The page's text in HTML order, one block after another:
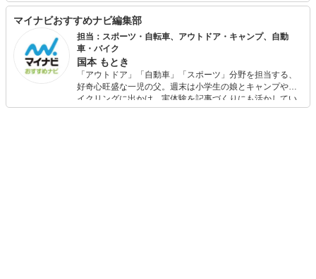
どでの執筆多数。 今も休日には必ず海山湖を駆けまわって
いる自然派で、あらゆるジャンルの釣りを体験し、季節に
合わせて日本中の旬な魚を追っている。 キャンプ用品は、
あえて払い下げのミリタリー系ギアで揃えるマニアな一面
も。
マイナビおすすめナビ編集部
担当：スポーツ・自転車、アウトドア・キャンプ、自動
車・バイク
国本 もとき
「アウトドア」「自動車」「スポーツ」分野を担当する、
好奇心旺盛な一児の父。週末は小学生の娘とキャンプやサ
イクリングに出かけ、実体験を記事づくりにも活かしてい
ます。読者の「知りたい」を分かりやすく届けることをモ